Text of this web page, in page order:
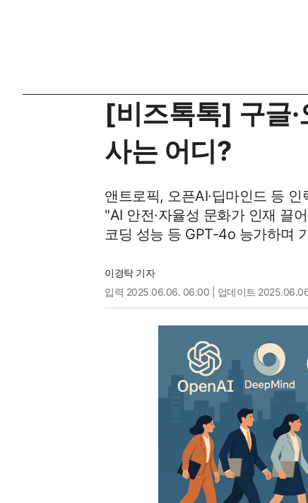
[비즈톡톡] 구글
사는 어디?
앤트로픽, 오픈AI·딥마인드 등 인
"AI 안전·자율성 문화가 인재 끌
코딩 성능 등 GPT-4o 능가하며
이경탁 기자
입력 2025.06.06. 06:00 | 업데이트